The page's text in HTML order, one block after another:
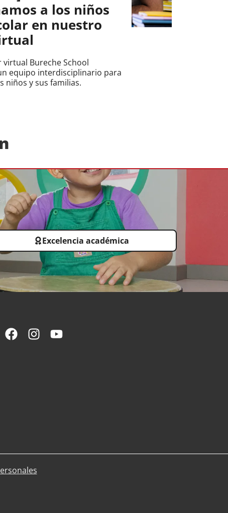
a los niños
en nuestro
virtual Bureche School
equipo interdisciplinario para
niños y sus familias.
Excelencia académica